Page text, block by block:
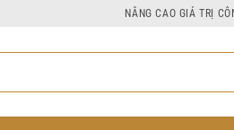
NÂNG CAO GIÁ TRỊ